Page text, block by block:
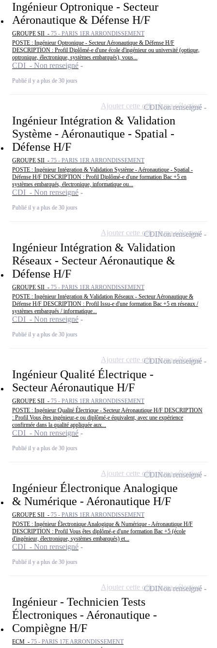
Ingénieur Optronique - Secteur
Aéronautique & Défense H/F
GROUPE SII - 75 - PARIS 1ER ARRONDISSEMENT
POSTE : Ingénieur Optronique - Secteur Aéronautique & Défense H/F
DESCRIPTION : Profil Diplômé-e d'une école d'ingénieur ou université (optique,
optronique, électronique, systèmes embarqués), vous...
CDI - Non renseigné
Publié il y a plus de 30 jours
Ingénieur Intégration & Validation
Système - Aéronautique - Spatial -
Défense H/F
GROUPE SII - 75 - PARIS 1ER ARRONDISSEMENT
POSTE : Ingénieur Intégration & Validation Système - Aéronautique - Spatial -
Défense H/F DESCRIPTION : Profil Diplômé-e d'une formation Bac +5 en
systèmes embarqués, électronique, informatique ou...
CDI - Non renseigné
Publié il y a plus de 30 jours
CDINon renseigné
Ajouter cette offre à ma sélection
Ingénieur Intégration & Validation
Réseaux - Secteur Aéronautique &
Défense H/F
GROUPE SII - 75 - PARIS 1ER ARRONDISSEMENT
POSTE : Ingénieur Intégration & Validation Réseaux - Secteur Aéronautique &
Défense H/F DESCRIPTION : Profil Issu-e d'une formation Bac +5 en réseaux /
systèmes embarqués / informatique...
CDI - Non renseigné
Publié il y a plus de 30 jours
CDINon renseigné
Ajouter cette offre à ma sélection
Ingénieur Qualité Électrique -
Secteur Aéronautique H/F
GROUPE SII - 75 - PARIS 1ER ARRONDISSEMENT
POSTE : Ingénieur Qualité Électrique - Secteur Aéronautique H/F DESCRIPTION
: Profil Vous êtes ingénieur-e ou diplômé-e équivalent, avec une expérience
confirmée dans la qualité appliquée aux...
CDI - Non renseigné
Publié il y a plus de 30 jours
CDINon renseigné
Ajouter cette offre à ma sélection
Ingénieur Électronique Analogique
& Numérique - Aéronautique H/F
GROUPE SII - 75 - PARIS 1ER ARRONDISSEMENT
POSTE : Ingénieur Électronique Analogique & Numérique - Aéronautique H/F
DESCRIPTION : Profil Vous êtes diplômé-e d'une formation Bac +5 (école
d'ingénieur, électronique, systèmes embarqués) et...
CDI - Non renseigné
Publié il y a plus de 30 jours
CDINon renseigné
Ajouter cette offre à ma sélection
Ingénieur - Technicien Tests
Électroniques - Aéronautique -
Compiègne H/F
ECM - 75 - PARIS 17E ARRONDISSEMENT
CDINon renseigné
Ajouter cette offre à ma sélection